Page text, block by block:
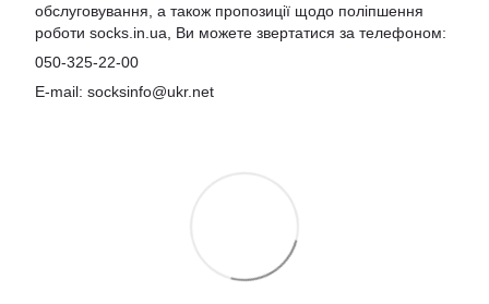
обслуговування, а також пропозиції щодо поліпшення
роботи socks.in.ua, Ви можете звертатися за телефоном:
050-325-22-00
E-mail: socksinfo@ukr.net